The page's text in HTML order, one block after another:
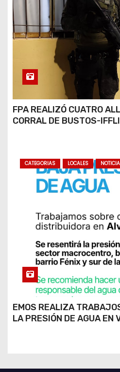
FPA REALIZÓ CUATRO
CORRAL DE BUSTOS-
CATEGORIAS LOCALES
EMOS REALIZA
LA PRESIÓN DE AGUA EN